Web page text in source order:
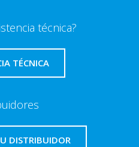
técnica?
TÉCNICA
DISTRIBUIDOR